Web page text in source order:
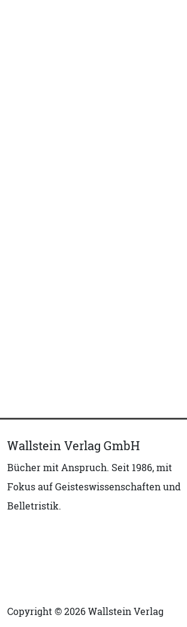
Wallstein Verlag GmbH
Bücher mit Anspruch. Seit 1986, mit
Fokus auf Geisteswissenschaften und
Belletristik.
Copyright © 2026 Wallstein Verlag